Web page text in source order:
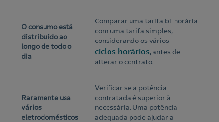
O consumo está
distribuído ao
longo de todo o
dia
Comparar uma tarifa bi-horária
com uma tarifa simples,
considerando os vários
ciclos horários, antes de
alterar o contrato.
Raramente usa
vários
eletrodomésticos
Verificar se a potência
contratada é superior à
necessária. Uma potência
adequada pode ajudar a